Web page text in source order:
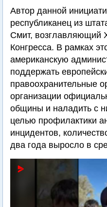
Автор данной
республиканец из
Смит, возглавляющий
Конгресса. В рамках
американскую
поддержать
правоохранительные
организации
общины и наладить с
целью профилактики
инцидентов,
два года выросло в